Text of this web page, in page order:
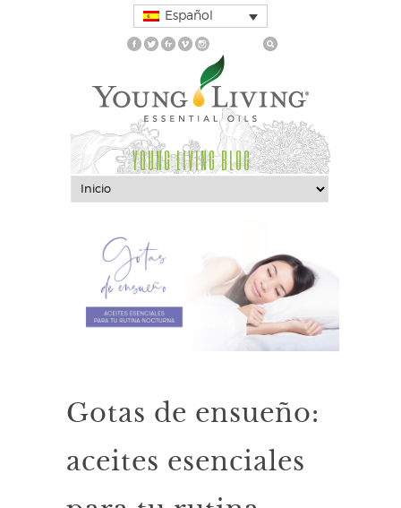
Español
YOUNG LIVING BLOG
Gotas de ensueño:
aceites esenciales